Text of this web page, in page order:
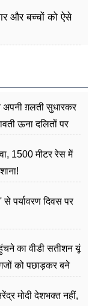
और बच्चों को ऐसे
अपनी ग़लती सुधारकर
ऊना दलितों पर
1500 मीटर रेस में
से पर्यावरण दिवस पर
का वीडी सतीशन यूं
को पछाड़कर बने
मोदी देशभक्त नहीं,